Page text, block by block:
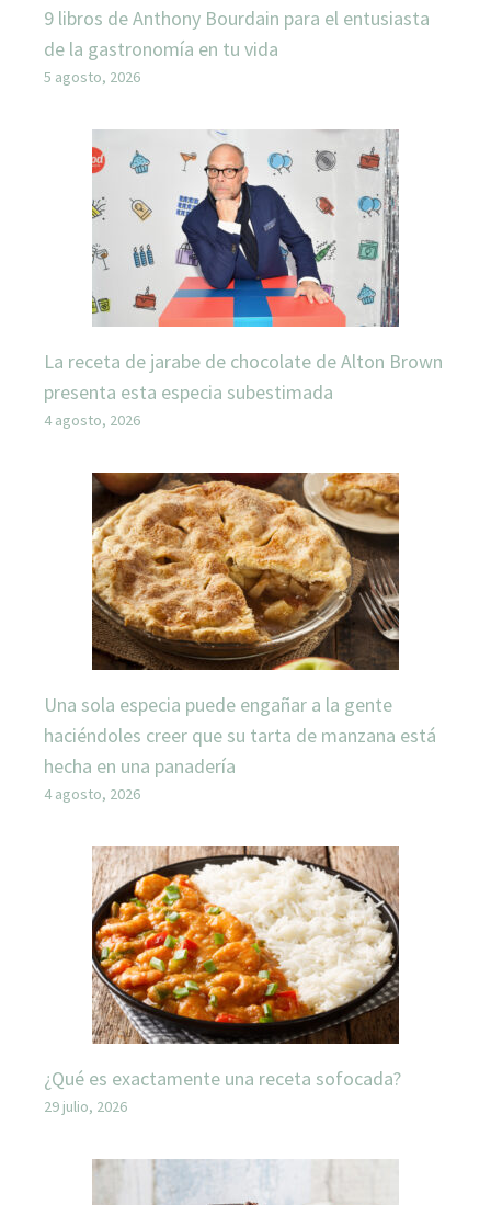
9 libros de Anthony Bourdain para el entusiasta
de la gastronomía en tu vida
5 agosto, 2026
La receta de jarabe de chocolate de Alton Brown
presenta esta especia subestimada
4 agosto, 2026
Una sola especia puede engañar a la gente
haciéndoles creer que su tarta de manzana está
hecha en una panadería
4 agosto, 2026
¿Qué es exactamente una receta sofocada?
29 julio, 2026